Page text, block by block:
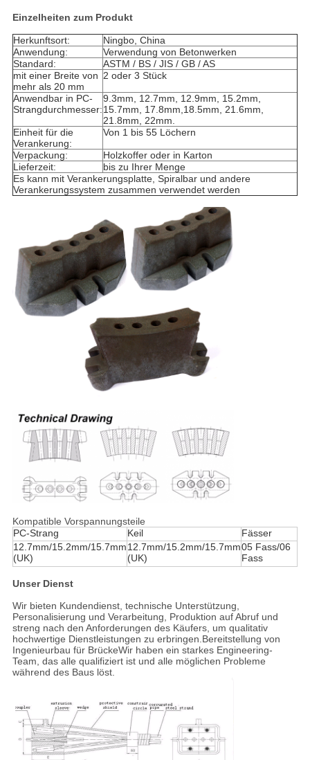
Einzelheiten zum Produkt
Herkunftsort:
Ningbo, China
Anwendung:
Verwendung von Betonwerken
Standard:
ASTM / BS / JIS / GB / AS
mit einer Breite von
mehr als 20 mm
2 oder 3 Stück
Anwendbar in PC-
Strangdurchmesser:
9.3mm, 12.7mm, 12.9mm, 15.2mm,
15.7mm, 17.8mm,18.5mm, 21.6mm,
21.8mm, 22mm.
Einheit für die
Verankerung:
Von 1 bis 55 Löchern
Verpackung:
Holzkoffer oder in Karton
Lieferzeit:
bis zu Ihrer Menge
Es kann mit Verankerungsplatte, Spiralbar und andere
Verankerungssystem zusammen verwendet werden
Kompatible Vorspannungsteile
PC-Strang
Keil
Fässer
12.7mm/15.2mm/15.7mm
(UK)
12.7mm/15.2mm/15.7mm
(UK)
05 Fass/06
Fass
Unser Dienst
Wir bieten Kundendienst, technische Unterstützung,
Personalisierung und Verarbeitung, Produktion auf Abruf und
streng nach den Anforderungen des Käufers, um qualitativ
hochwertige Dienstleistungen zu erbringen.Bereitstellung von
Ingenieurbau für BrückeWir haben ein starkes Engineering-
Team, das alle qualifiziert ist und alle möglichen Probleme
während des Baus löst.